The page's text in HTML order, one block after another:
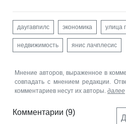
даугавпилс экономика улица
недвижимость янис лачплесис
Мнение авторов, выраженное в
совпадать с мнением редакции.
комментариев несут их авторы. далее
Комментарии (9)